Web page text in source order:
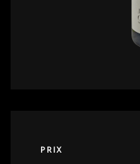
PRIX